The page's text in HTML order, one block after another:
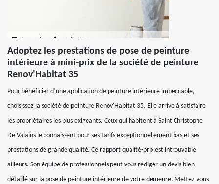
Adoptez les prestations de pose de peinture
intérieure à mini-prix de la société de peinture
Renov'Habitat 35
Pour bénéficier d’une application de peinture intérieure impeccable,
choisissez la société de peinture Renov'Habitat 35. Elle arrive à satisfaire
les propriétaires les plus exigeants. Ceux qui habitent à Saint Christophe
De Valains le connaissent pour ses tarifs exceptionnellement bas et ses
prestations de grande qualité. Ce rapport qualité-prix est introuvable
ailleurs. Son équipe de professionnels peut vous rédiger un devis bien
détaillé sur la pose de peinture intérieure de votre demeure. Mettez-vous